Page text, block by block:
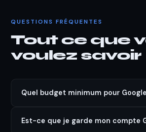
QUESTIONS FRÉQUENTES
Tout ce que
voulez savoir
Quel budget minimum pour
Est-ce que je garde mon compte